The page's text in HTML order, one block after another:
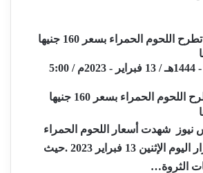
الأثنين - 22 رجب - 1444هـ / 13 فبراير - 2023م / 5:00
وزاره الزراعة تطرح اللحوم الحمراء بسعر 160 جنيها
نيوز شهدت أسعار اللحوم الحمراء
.حالة من الاستقرار اليوم الإثنين 13 فبراير 2023 .حيث
الثروة…